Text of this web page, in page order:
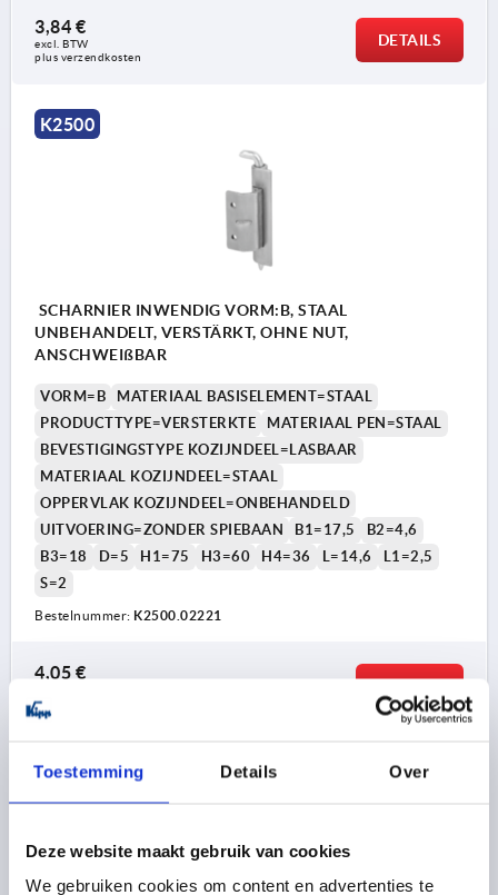
Toestemming Details Over
Deze website maakt gebruik van cookies
We gebruiken cookies om content en advertenties te
3,84 €
excl. BTW
plus verzendkosten
DETAILS
K2500
SCHARNIER INWENDIG VORM:B, STAAL
UNBEHANDELT, VERSTÄRKT, OHNE NUT,
ANSCHWEIßBAR
VORM=B
MATERIAAL BASISELEMENT=STAAL
PRODUCTTYPE=VERSTERKTE
MATERIAAL PEN=STAAL
BEVESTIGINGSTYPE KOZIJNDEEL=LASBAAR
MATERIAAL KOZIJNDEEL=STAAL
OPPERVLAK KOZIJNDEEL=ONBEHANDELD
UITVOERING=ZONDER SPIEBAAN
B1=17,5
B2=4,6
B3=18
D=5 H1=75 H3=60 H4=36 L=14,6
L1=2,5
S=2
Bestelnummer: K2500.02221
4,05 €
plus verzendkosten
K2500